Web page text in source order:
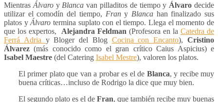
Mientras Álvaroy Blanca van pilladitos de tiempo y Álvaro decide
utilizar el comodín del tiempo, Frany Blancahan finalizado sus
platos yÁlvaro termina suplato con el tiempo. Llega el momento de
que los expertos, Alejandra Feldman (Profesora en la Catedra de
Ferrá Adria y Bloger del Blog Cocina con Encanto),Cristino
Álvarez (más conocido como el gran crítico Caius Aspicius) e
Isabel Maestre (del Catering Isabel Mestre), valoren los platos.
El primer plato que van a probar es el de Blanca, y recibe muy
buena críticas…incluso de Rodrigo la dice que muy bien.
El segundo plato es el de Fran, que también recibe muy buenas